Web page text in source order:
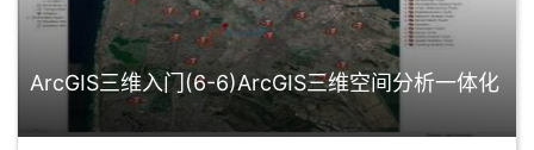
ArcGIS三维入门(6-6)ArcGIS三维空间分析一体化